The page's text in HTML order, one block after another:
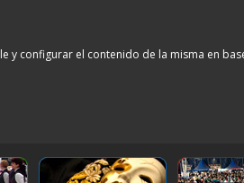
y configurar el contenido de la misma en